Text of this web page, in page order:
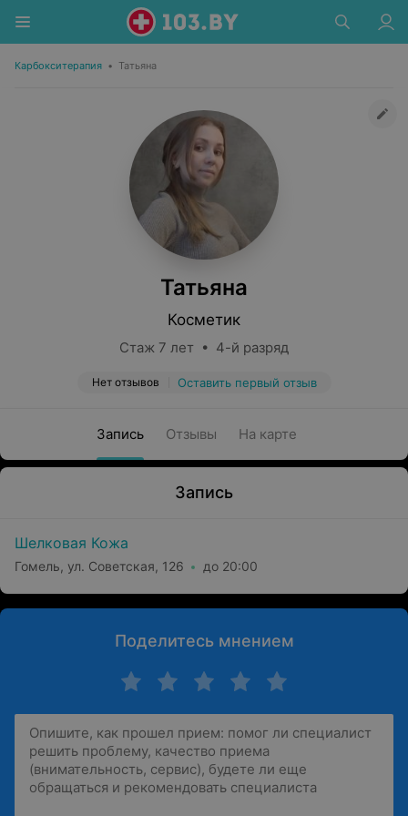
Карбокситерапия • Татьяна
Татьяна
Косметик
Стаж 7 лет • 4-й разряд
Нет отзывов Оставить первый отзыв
Запись Отзывы На карте
Запись
Шелковая Кожа
Гомель, ул. Советская, 126 до 20:00
Поделитесь мнением